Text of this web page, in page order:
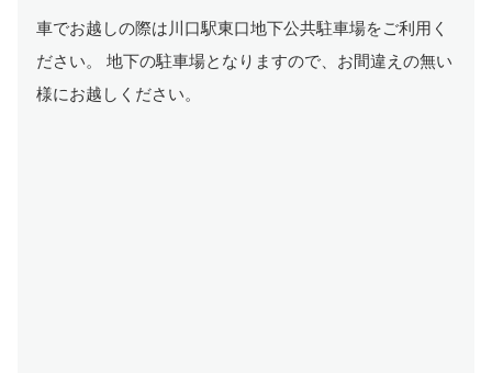
車でお越しの際は川口駅東口地下公共駐車場をご利用く
ださい。 地下の駐車場となりますので、お間違えの無い
様にお越しください。